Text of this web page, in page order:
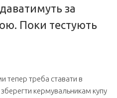
за
Поки тестують
тепер треба ставати в
кермувальникам купу